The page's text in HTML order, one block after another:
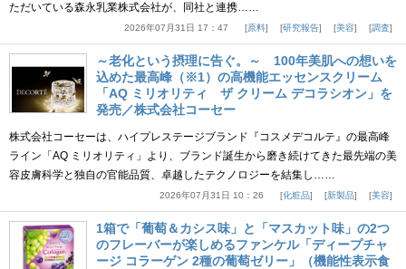
ただいている森永乳業株式会社が、同社と連携……
2026年07月31日 17：47 原料 研究報告 美容 調査
～老化という摂理に告ぐ。～ 100年美肌への想いを
込めた最高峰（※1）の高機能エッセンスクリーム
「AQ ミリオリティ ザ クリーム デコラシオン」を
発売／株式会社コーセー
株式会社コーセーは、ハイプレステージブランド『コスメデコルテ』の最高峰
ライン「AQ ミリオリティ」より、ブランド誕生から磨き続けてきた最先端の美
容皮膚科学と独自の官能品質、卓越したテクノロジーを結集し……
2026年07月31日 10：26 化粧品 新製品 美容
1箱で「葡萄＆カシス味」と「マスカット味」の2つ
のフレーバーが楽しめるファンケル「ディープチャ
ージ コラーゲン 2種の葡萄ゼリー」（機能性表示食